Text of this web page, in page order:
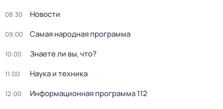
08:30 Новости
09:00 Самая нaродная прогpамма
10:00 Знаете ли вы, что?
11:00 Наука и техника
12:00 Информационная программа 112